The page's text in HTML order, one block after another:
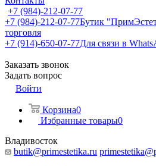
+7 (984)-212-07-77
+7 (984)-212-07-77Бутик
торговля
+7 (914)-650-07-77Для связи в
Заказать звонок
Задать вопрос
Войти
Корзина0
Избранные товары0
Владивосток
butik@primestetika.ru